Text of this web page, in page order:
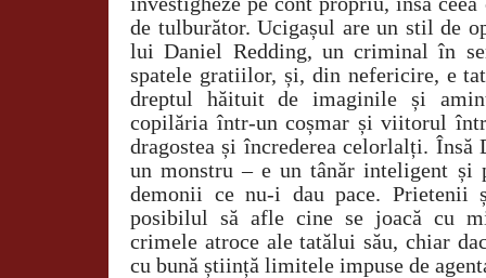
de tulburător. Ucigașul are un stil de
lui Daniel Redding, un criminal în
spatele gratiilor, și, din nefericire, e
dreptul hăituit de imaginile și
copilăria într-un coșmar și viitorul
dragostea și încrederea celorlalți. Însă
un monstru – e un tânăr inteligent și
demonii ce nu-i dau pace.
posibilul să afle cine se joacă cu
crimele atroce ale tatălui său, chiar
cu bună știință limitele impuse de